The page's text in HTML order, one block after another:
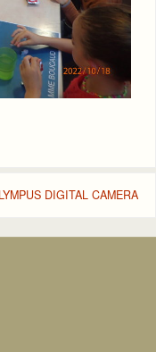
DIGITAL CAMERA